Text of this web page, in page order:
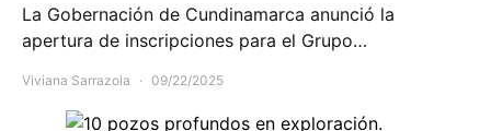
La Gobernación de Cundinamarca anunció la
apertura de inscripciones para el Grupo…
Viviana Sarrazola 09/22/2025